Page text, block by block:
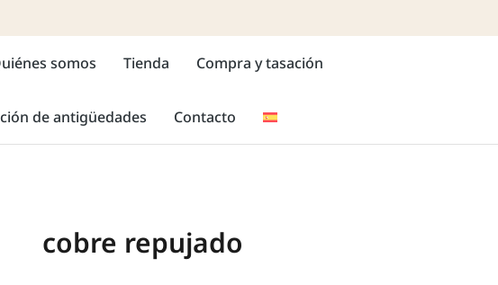
somos Tienda Compra y tasación
de antigüedades Contacto
cobre repujado